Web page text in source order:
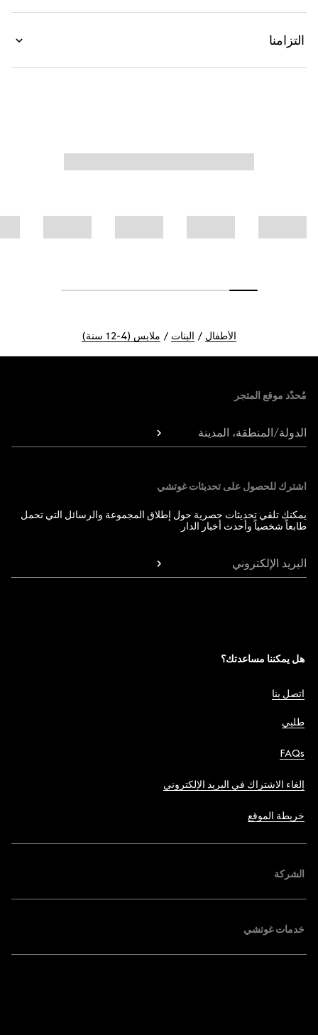
التزامنا
الأطفال البنات ملابس (4-12 سنة)
مُحدّد موقع المتجر
الدولة/المنطقة، المدينة
اشترك للحصول على تحديثات غوتشي
يمكنك تلقي تحديثات حصرية حول إطلاق المجموعة والرسائل التي تحمل
طابعاً شخصياً وأحدث أخبار الدار.
البريد الإلكتروني
هل يمكننا مساعدتك؟
اتصل بنا
طلبي
FAQs
إلغاء الاشتراك في البريد الإلكتروني
خريطة الموقع
الشركة
خدمات غوتشي